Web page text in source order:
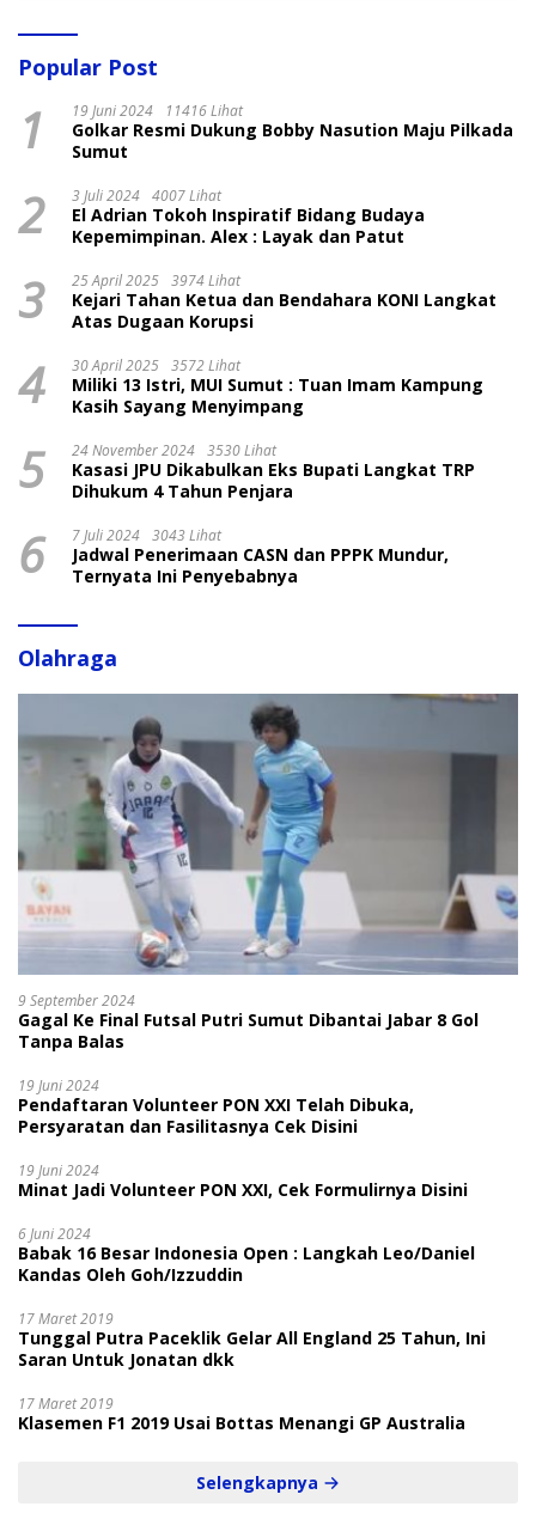
Popular Post
1 19 Juni 2024 11416 Lihat
Golkar Resmi Dukung Bobby Nasution Maju Pilkada
Sumut
2 3 Juli 2024 4007 Lihat
El Adrian Tokoh Inspiratif Bidang Budaya
Kepemimpinan. Alex : Layak dan Patut
3 25 April 2025 3974 Lihat
Kejari Tahan Ketua dan Bendahara KONI Langkat
Atas Dugaan Korupsi
4 30 April 2025 3572 Lihat
Miliki 13 Istri, MUI Sumut : Tuan Imam Kampung
Kasih Sayang Menyimpang
5 24 November 2024 3530 Lihat
Kasasi JPU Dikabulkan Eks Bupati Langkat TRP
Dihukum 4 Tahun Penjara
6 7 Juli 2024 3043 Lihat
Jadwal Penerimaan CASN dan PPPK Mundur,
Ternyata Ini Penyebabnya
Olahraga
9 September 2024
Gagal Ke Final Futsal Putri Sumut Dibantai Jabar 8 Gol
Tanpa Balas
19 Juni 2024
Pendaftaran Volunteer PON XXI Telah Dibuka,
Persyaratan dan Fasilitasnya Cek Disini
19 Juni 2024
Minat Jadi Volunteer PON XXI, Cek Formulirnya Disini
6 Juni 2024
Babak 16 Besar Indonesia Open : Langkah Leo/Daniel
Kandas Oleh Goh/Izzuddin
17 Maret 2019
Tunggal Putra Paceklik Gelar All England 25 Tahun, Ini
Saran Untuk Jonatan dkk
17 Maret 2019
Klasemen F1 2019 Usai Bottas Menangi GP Australia
Selengkapnya